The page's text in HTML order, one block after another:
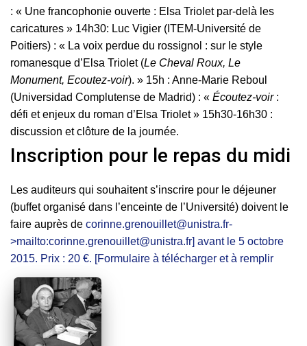
: « Une francophonie ouverte : Elsa Triolet par-delà les
caricatures » 14h30: Luc Vigier (ITEM-Université de
Poitiers) : « La voix perdue du rossignol : sur le style
romanesque d’Elsa Triolet (Le Cheval Roux, Le
Monument, Ecoutez-voir). » 15h : Anne-Marie Reboul
(Universidad Complutense de Madrid) : « Écoutez-voir:
défi et enjeux du roman d’Elsa Triolet » 15h30-16h30 :
discussion et clôture de la journée.
Inscription pour le repas du midi
Les auditeurs qui souhaitent s’inscrire pour le déjeuner
(buffet organisé dans l’enceinte de l’Université) doivent le
faire auprès de corinne.grenouillet@unistra.fr-
>mailto:corinne.grenouillet@unistra.fr] avant le 5 octobre
2015. Prix : 20 €. [Formulaire à télécharger et à remplir